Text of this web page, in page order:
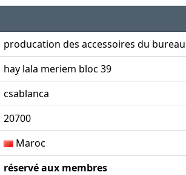
producation des accessoires du
hay lala meriem bloc 39
csablanca
20700
Maroc
réservé aux membres